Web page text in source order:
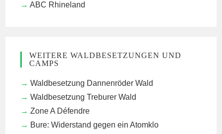
ABC Rhineland
WEITERE WALDBESETZUNGEN UND
CAMPS
Waldbesetzung Dannenröder Wald
Waldbesetzung Treburer Wald
Zone A Défendre
Bure: Widerstand gegen ein Atomklo